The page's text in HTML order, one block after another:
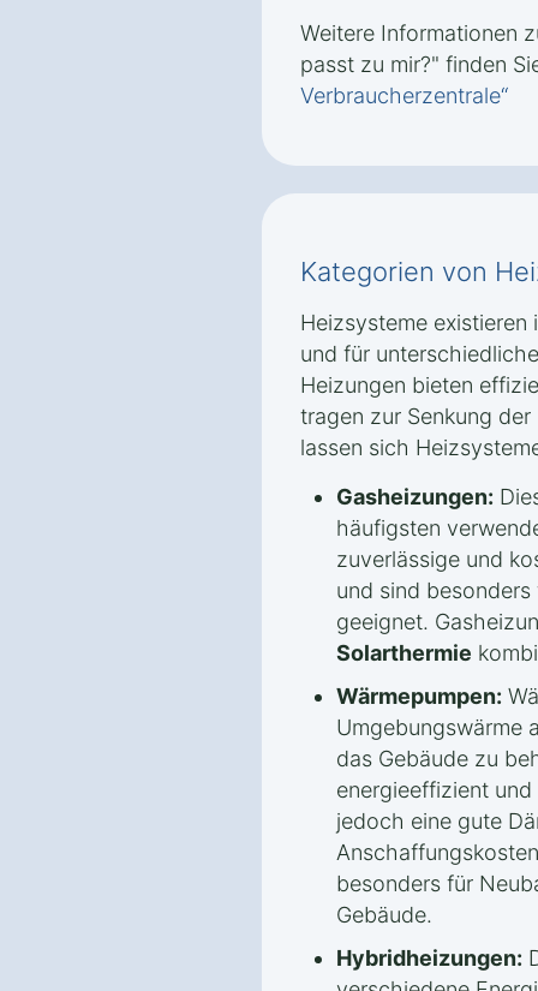
Weitere Informationen
passt zu mir?" finden
Verbraucherzentrale“
Kategorien von
Heizsysteme
und für
Heizungen bieten
tragen zur Senkung
lassen sich
Gasheizungen:
häufigsten
zuverlässige und
und sind
geeignet.
Solarthermie
Wärmepumpen:
Umgebungswärme
das Gebäude zu
energieeffizient
jedoch eine gute
besonders für
Gebäude.
Hybridheizungen: